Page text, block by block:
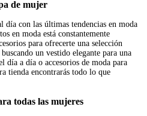
de mujer
día con las últimas tendencias en moda
en moda está constantemente
para ofrecerte una selección
un vestido elegante para una
día a día o accesorios de moda para
tienda encontrarás todo lo que
todas las mujeres